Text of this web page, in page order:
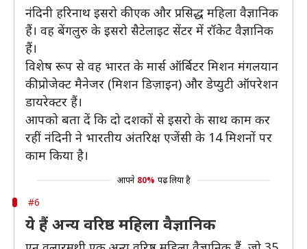
नंदिनी हरिनाथ इसरो की एक और प्रसिद्ध महिला वैज्ञानिक
हैं। वह बेंगलुरु के इसरो सैटेलाइट सेंटर में रॉकेट वैज्ञानिक
हैं।
विशेष रूप से वह भारत के मार्स ऑर्बिटर मिशन मंगलयान
की प्रोजेक्ट मैनेजर (मिशन डिज़ाइन) और डेप्युटी ऑपरेशन
डायरेक्टर हैं।
आपको बता दें कि दो दशकों से इसरो के साथ काम कर
रहीं नंदिनी ने भारतीय अंतरिक्ष एजेंसी के 14 मिशनों पर
काम किया है।
आपने 80% पढ़ लिया है
#6
ये हैं अन्य वरिष्ठ महिला वैज्ञानिक